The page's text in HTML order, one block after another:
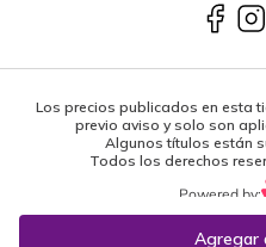
Los precios publicados en esta
previo aviso y solo son
Algunos títulos están
Todos los derechos
Powered by: